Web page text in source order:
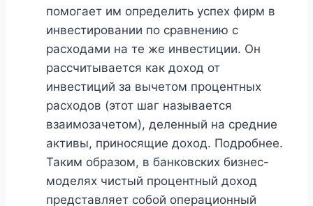
помогает им определить успех фирм в
инвестировании по сравнению с
расходами на те же инвестиции. Он
рассчитывается как доход от
инвестиций за вычетом процентных
расходов (этот шаг называется
взаимозачетом), деленный на средние
активы, приносящие доход. Подробнее.
Таким образом, в банковских бизнес-
моделях чистый процентный доход
представляет собой операционный